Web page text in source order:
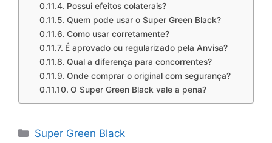
Possui efeitos colaterais?
Quem pode usar o Super Green Black?
Como usar corretamente?
É aprovado ou regularizado pela Anvisa?
Qual a diferença para concorrentes?
Onde comprar o original com segurança?
O Super Green Black vale a pena?
Categorias
Super Green Black